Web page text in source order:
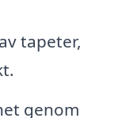
tapeter,
genom